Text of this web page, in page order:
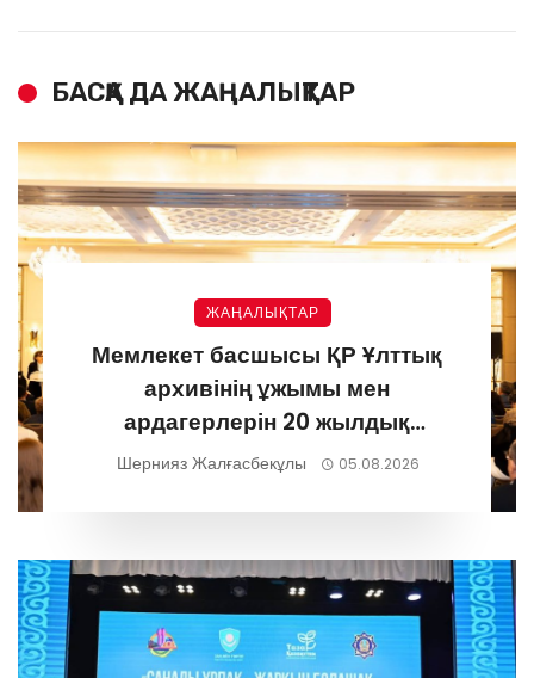
БАСҚА ДА ЖАҢАЛЫҚТАР
ЖАҢАЛЫҚТАР
Мемлекет басшысы ҚР Ұлттық
архивінің ұжымы мен
ардагерлерін 20 жылдық
мерейтоймен құттықтады
Шернияз Жалғасбекұлы 05.08.2026